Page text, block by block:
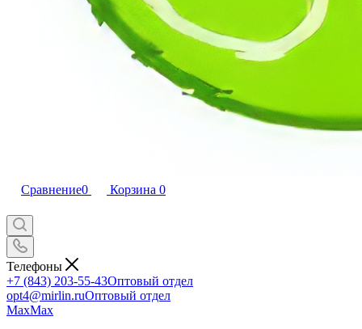
Сравнение0 Корзина 0
Телефоны
+7 (843) 203-55-43Оптовый отдел
opt4@mirlin.ruОптовый отдел
MaxMax